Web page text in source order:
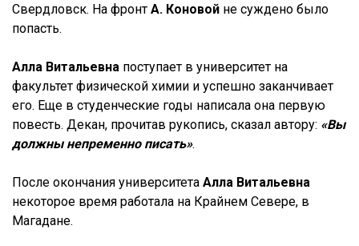
Свердловск. На фронт А. Коновой не суждено было
попасть.
Алла Витальевна поступает в университет на
факультет физической химии и успешно заканчивает
его. Еще в студенческие годы написала она первую
повесть. Декан, прочитав рукопись, сказал автору: «Вы
должны непременно писать».
После окончания университета Алла Витальевна
некоторое время работала на Крайнем Севере, в
Магадане.